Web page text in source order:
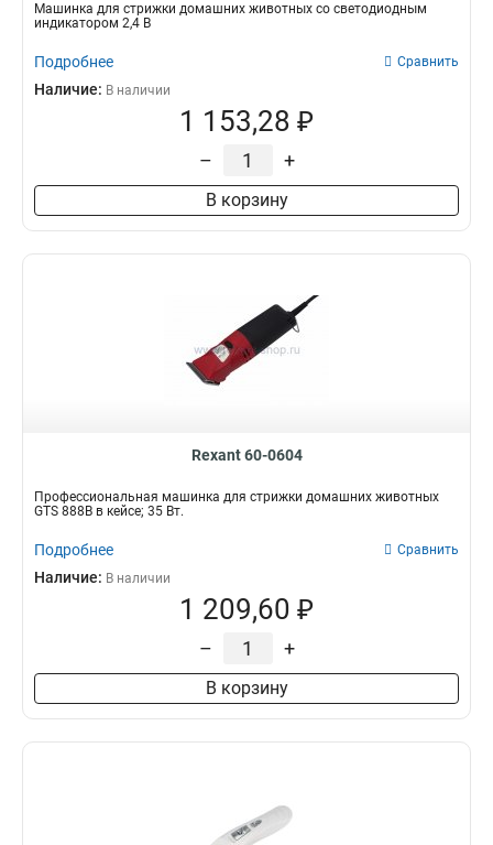
Машинка для стрижки домашних животных со светодиодным
индикатором 2,4 В
Подробнее Сравнить
Наличие: В наличии
1 153,28 ₽
– +
В корзину
Rexant 60-0604
Профессиональная машинка для стрижки домашних животных
GTS 888В в кейсе; 35 Вт.
Подробнее Сравнить
Наличие: В наличии
1 209,60 ₽
– +
В корзину